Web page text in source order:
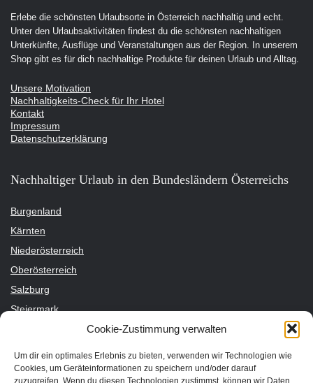
Cookie-Zustimmung verwalten
Um dir ein optimales Erlebnis zu bieten, verwenden wir Technologien wie
Cookies, um Geräteinformationen zu speichern und/oder darauf
zuzugreifen. Wenn du diesen Technologien zustimmst, können wir Daten
Erlebe die schönsten Urlaubsorte in Österreich nachhaltig und echt.
Unter den Urlaubsaktivitäten findest du die schönsten nachhaltigen
Unterkünfte, Ausflüge und Veranstaltungen aus der Region. In unserem
Shop gibt es für dich nachhaltige Produkte für deinen Urlaub und Alltag.
Unsere Motivation
Nachhaltigkeits-Check für Ihr Hotel
Kontakt
Impressum
Datenschutzerklärung
Nachhaltiger Urlaub in den Bundesländern Österreichs
Burgenland
Kärnten
Niederösterreich
Oberösterreich
Salzburg
Steiermark
Wien